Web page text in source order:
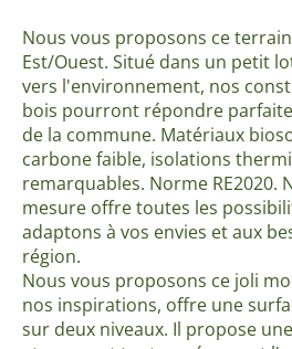
Nous vous proposons ce
Est/Ouest. Situé dans un petit
vers l'environnement, nos
bois pourront répondre
de la commune. Matériaux
carbone faible, isolations
remarquables. Norme RE2020.
mesure offre toutes les
adaptons à vos envies et aux
région.
Nous vous proposons ce joli
nos inspirations, offre une
sur deux niveaux. Il propose